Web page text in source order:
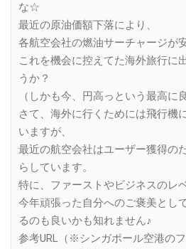
な☆
最近の原油価額下落により、
各航空会社の燃油サーチャージが
これを機会に控えてた海外旅行に
うか？
（しかも今、円高っという最高に
さて、海外に行くためには飛行機
いますが、
最近の航空会社はユーザー獲得の
らしています。
特に、ファーストやビジネスのレ
今年頑張った自分へのご褒美とし
るのも良いかも知れません♪
参考URL（※シンガポール空港の